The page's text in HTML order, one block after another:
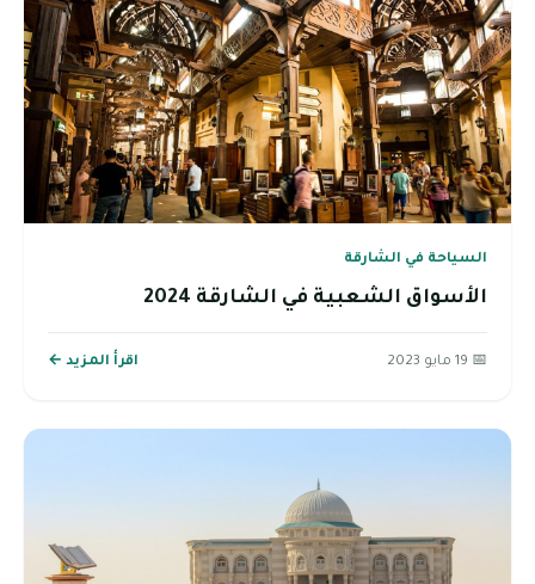
السياحة في الشارقة
الأسواق الشعبية في الشارقة 2024
📅 19 مايو 2023 اقرأ المزيد ←